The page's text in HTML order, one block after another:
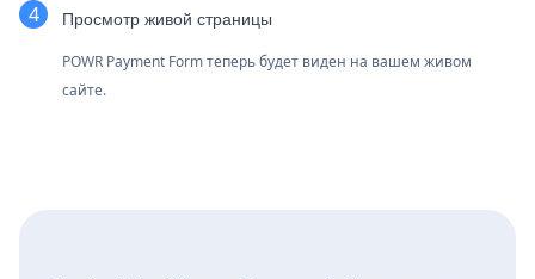
Просмотр живой страницы
POWR Payment Form теперь будет виден на вашем живом
сайте.